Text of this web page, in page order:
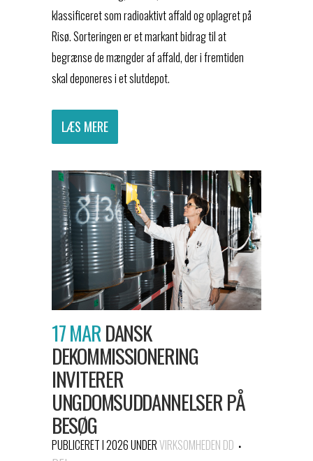
klassificeret som radioaktivt affald og oplagret på
Risø. Sorteringen er et markant bidrag til at
begrænse de mængder af affald, der i fremtiden
skal deponeres i et slutdepot.
LÆS MERE
17 MARDANSK
DEKOMMISSIONERING
INVITERER
UNGDOMSUDDANNELSER PÅ
BESØG
PUBLICERET I 2026UNDERVIRKSOMHEDEN DD